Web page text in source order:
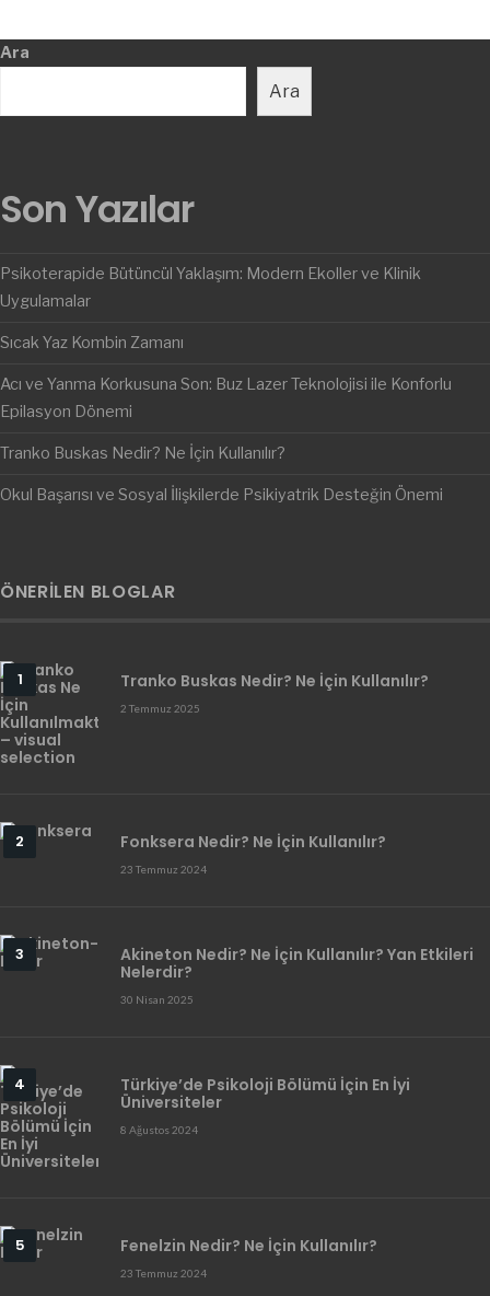
Ara
Ara
Son Yazılar
Psikoterapide Bütüncül Yaklaşım: Modern Ekoller ve Klinik
Uygulamalar
Sıcak Yaz Kombin Zamanı
Acı ve Yanma Korkusuna Son: Buz Lazer Teknolojisi ile Konforlu
Epilasyon Dönemi
Tranko Buskas Nedir? Ne İçin Kullanılır?
Okul Başarısı ve Sosyal İlişkilerde Psikiyatrik Desteğin Önemi
ÖNERILEN BLOGLAR
Tranko Buskas Nedir? Ne İçin Kullanılır?
2 Temmuz 2025
Fonksera Nedir? Ne İçin Kullanılır?
23 Temmuz 2024
Akineton Nedir? Ne İçin Kullanılır? Yan Etkileri
Nelerdir?
30 Nisan 2025
Türkiye’de Psikoloji Bölümü İçin En İyi
Üniversiteler
8 Ağustos 2024
Fenelzin Nedir? Ne İçin Kullanılır?
23 Temmuz 2024